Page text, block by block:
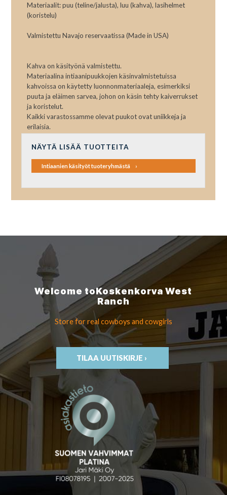
Materiaalit: puu (teline/jalusta), luu (kahva), lasihelmet
(koristelu)
Valmistettu Navajo reservaatissa (Made in USA)
Kahva on käsityönä valmistettu.
Materiaalina intiaanipuukkojen käsinvalmistetuissa
kahvoissa on käytetty luonnonmateriaaleja, esimerkiksi
puuta ja eläimen sarvea, johon on käsin tehty kaiverrukset
ja koristelut.
Kaikki varastossamme olevat puukot ovat uniikkeja ja
erilaisia.
NÄYTÄ LISÄÄ TUOTTEITA
Intiaanien käsityöt tuoteryhmästä
Welcome toKoskenkorvaWest
Ranch
Store for real cowboys and cowgirls
TILAA UUTISKIRJE ›